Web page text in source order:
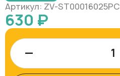
Артикул: ZV-ST00016025PC
630 ₽
–